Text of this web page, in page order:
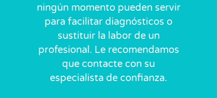
ningún momento pueden servir
para facilitar diagnósticos o
sustituir la labor de un
profesional. Le recomendamos
que contacte con su
especialista de confianza.